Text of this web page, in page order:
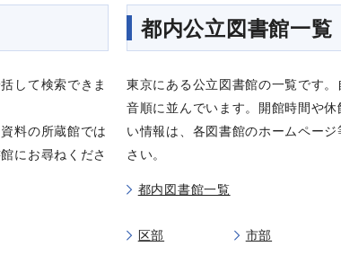
して検索できま
料の所蔵館では
にお尋ねくださ
都内公立図書館一覧
東京にある公立図書館の一覧です
音順に並んでいます。開館時間や休
い情報は、各図書館のホームペー
さい。
都内図書館一覧
区部
市部